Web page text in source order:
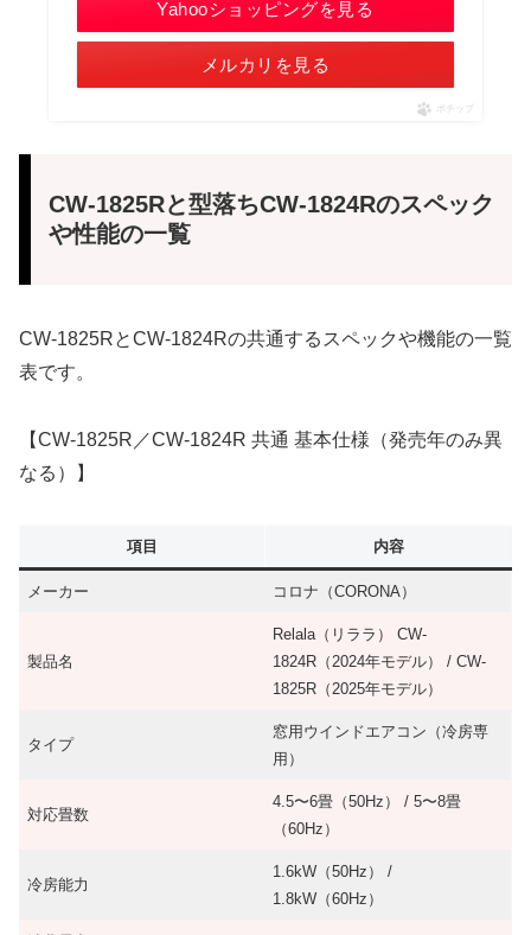
Yahooショッピングを見る
メルカリを見る
ポチップ
CW-1825Rと型落ちCW-1824Rのスペック
や性能の一覧
CW-1825RとCW-1824Rの共通するスペックや機能の一覧
表です。
【CW-1825R／CW-1824R 共通 基本仕様（発売年のみ異
なる）】
項目 内容
メーカー コロナ（CORONA）
製品名
Relala（リララ） CW-
1824R（2024年モデル） / CW-
1825R（2025年モデル）
タイプ
窓用ウインドエアコン（冷房専
用）
対応畳数
4.5〜6畳（50Hz） / 5〜8畳
（60Hz）
冷房能力
1.6kW（50Hz） /
1.8kW（60Hz）